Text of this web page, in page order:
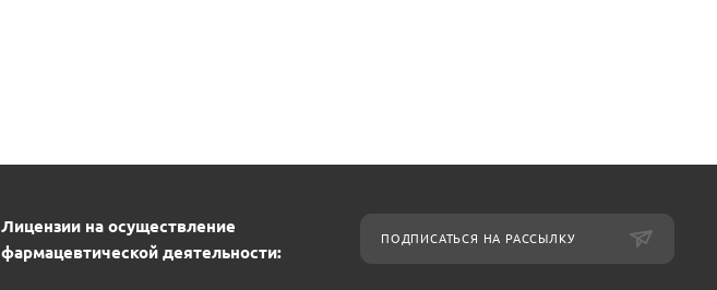
Лицензии на осуществление
фармацевтической деятельности:
ПОДПИСАТЬСЯ НА РАССЫЛКУ